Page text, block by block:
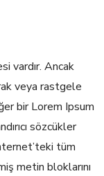
vardır. Ancak
veya rastgele
bir Lorem Ipsum
sözcükler
tüm
metin bloklarını